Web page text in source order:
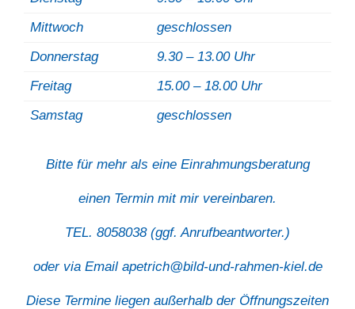
Mittwoch
geschlossen
Donnerstag
9.30 – 13.00 Uhr
Freitag
15.00 – 18.00 Uhr
Samstag
geschlossen
Bitte für mehr als eine Einrahmungsberatung
einen Termin mit mir vereinbaren.
TEL. 8058038 (ggf. Anrufbeantworter.)
oder via Email apetrich@bild-und-rahmen-kiel.de
Diese Termine liegen außerhalb der Öffnungszeiten